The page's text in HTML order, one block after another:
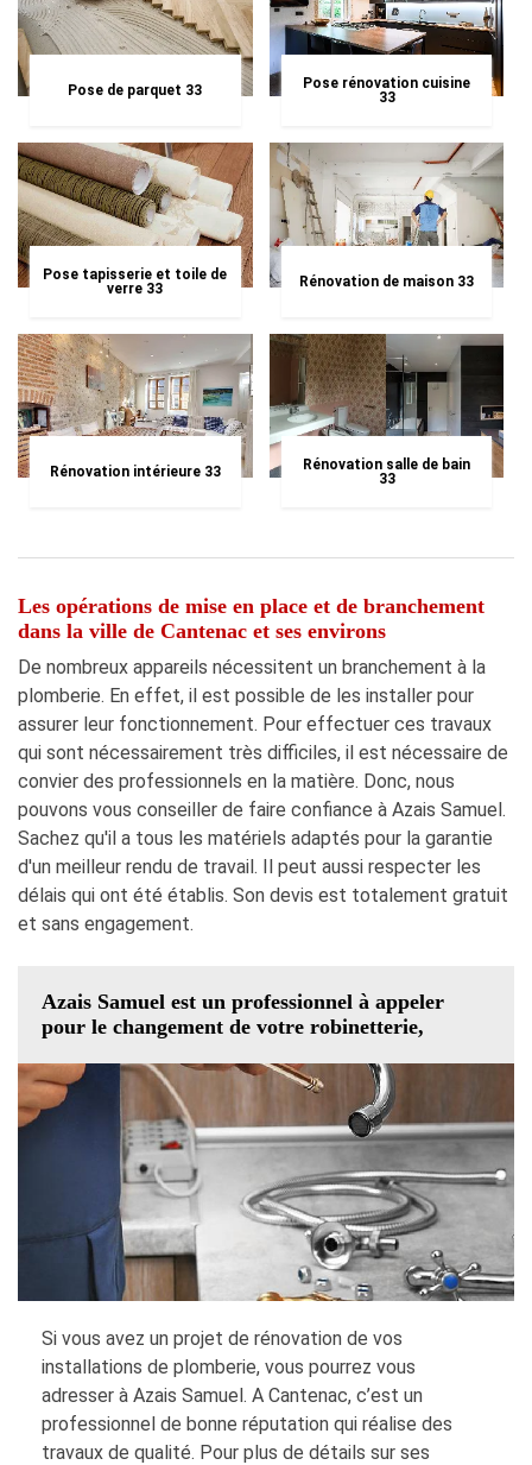
Pose de parquet 33
Pose rénovation cuisine
33
Pose tapisserie et toile de
verre 33
Rénovation de maison 33
Rénovation intérieure 33
Rénovation salle de bain
33
Les opérations de mise en place et de branchement
dans la ville de Cantenac et ses environs
De nombreux appareils nécessitent un branchement à la
plomberie. En effet, il est possible de les installer pour
assurer leur fonctionnement. Pour effectuer ces travaux
qui sont nécessairement très difficiles, il est nécessaire de
convier des professionnels en la matière. Donc, nous
pouvons vous conseiller de faire confiance à Azais Samuel.
Sachez qu'il a tous les matériels adaptés pour la garantie
d'un meilleur rendu de travail. Il peut aussi respecter les
délais qui ont été établis. Son devis est totalement gratuit
et sans engagement.
Azais Samuel est un professionnel à appeler
pour le changement de votre robinetterie,
Si vous avez un projet de rénovation de vos
installations de plomberie, vous pourrez vous
adresser à Azais Samuel. A Cantenac, c’est un
professionnel de bonne réputation qui réalise des
travaux de qualité. Pour plus de détails sur ses